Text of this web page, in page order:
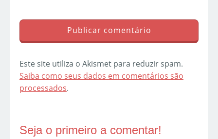
Este site utiliza o Akismet para reduzir spam.
Saiba como seus dados em comentários são
processados.
Seja o primeiro a comentar!